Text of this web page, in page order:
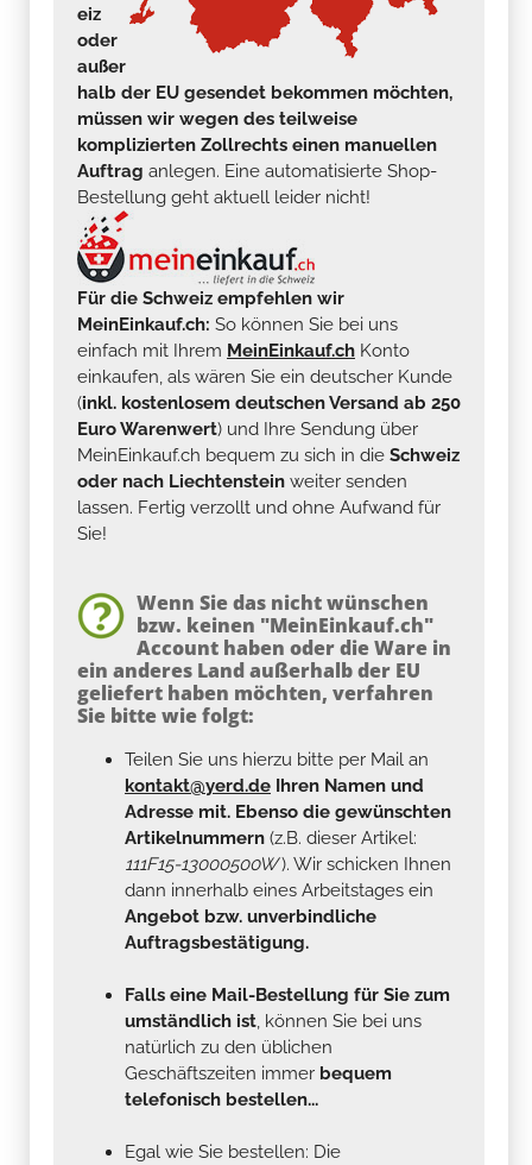
eiz
oder
außer
halb der EU gesendet bekommen möchten,
müssen wir wegen des teilweise
komplizierten Zollrechts einen manuellen
Auftrag anlegen. Eine automatisierte Shop-
Bestellung geht aktuell leider nicht!
Für die Schweiz empfehlen wir
MeinEinkauf.ch: So können Sie bei uns
einfach mit Ihrem MeinEinkauf.ch Konto
einkaufen, als wären Sie ein deutscher Kunde
(inkl. kostenlosem deutschen Versand ab 250
Euro Warenwert) und Ihre Sendung über
MeinEinkauf.ch bequem zu sich in die Schweiz
oder nach Liechtenstein weiter senden
lassen. Fertig verzollt und ohne Aufwand für
Sie!
Wenn Sie das nicht wünschen
bzw. keinen "MeinEinkauf.ch"
Account haben oder die Ware in
ein anderes Land außerhalb der EU
geliefert haben möchten, verfahren
Sie bitte wie folgt:
Teilen Sie uns hierzu bitte per Mail an
kontakt@yerd.de Ihren Namen und
Adresse mit. Ebenso die gewünschten
Artikelnummern (z.B. dieser Artikel:
111F15-13000500W). Wir schicken Ihnen
dann innerhalb eines Arbeitstages ein
Angebot bzw. unverbindliche
Auftragsbestätigung.
Falls eine Mail-Bestellung für Sie zum
umständlich ist, können Sie bei uns
natürlich zu den üblichen
Geschäftszeiten immer bequem
telefonisch bestellen...
Egal wie Sie bestellen: Die